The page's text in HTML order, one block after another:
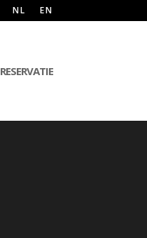
NL EN
RESERVATIE